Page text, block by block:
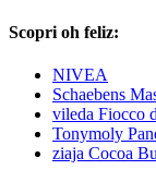
Scopri oh feliz:
NIVEA
Schaebens
vileda Fiocco
Tonymoly
ziaja Cocoa